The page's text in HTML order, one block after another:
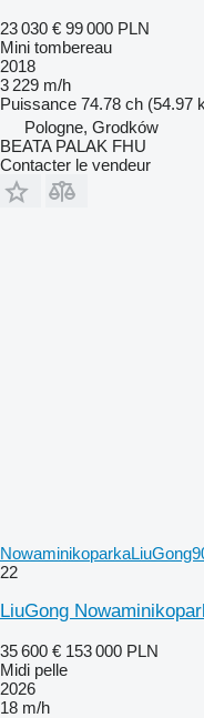
23 030 € 99 000 PLN
Mini tombereau
2018
3 229 m/h
Puissance 74.78 ch (54.97
Pologne, Grodków
BEATA PALAK FHU
Contacter le vendeur
22
LiuGong
35 600 € 153 000 PLN
Midi pelle
2026
18 m/h